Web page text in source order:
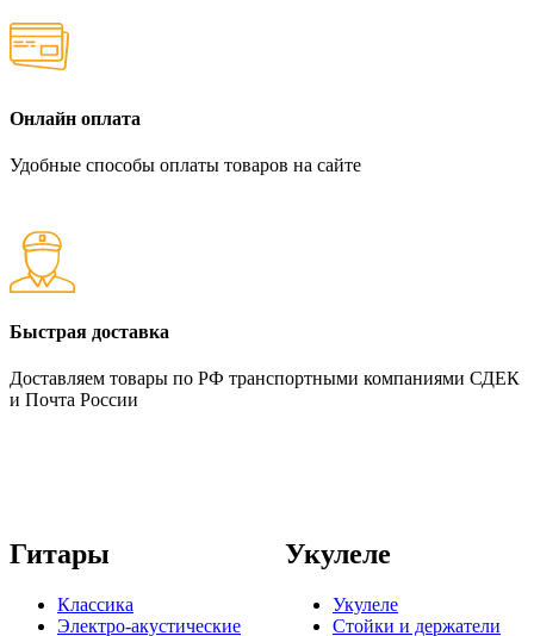
Онлайн оплата
Удобные способы оплаты товаров на сайте
Быстрая доставка
Доставляем товары по РФ транспортными компаниями СДЕК
и Почта России
Гитары
Классика
Электро-акустические
Укулеле
Укулеле
Стойки и держатели